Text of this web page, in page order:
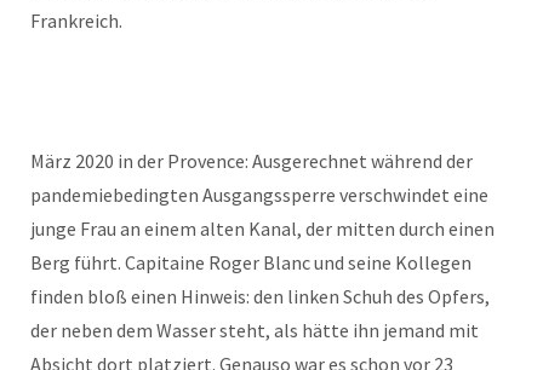
Frankreich.
März 2020 in der Provence: Ausgerechnet während der
pandemiebedingten Ausgangssperre verschwindet eine
junge Frau an einem alten Kanal, der mitten durch einen
Berg führt. Capitaine Roger Blanc und seine Kollegen
finden bloß einen Hinweis: den linken Schuh des Opfers,
der neben dem Wasser steht, als hätte ihn jemand mit
Absicht dort platziert. Genauso war es schon vor 23